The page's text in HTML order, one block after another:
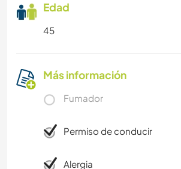
Edad
45
Más información
Fumador
Permiso de conducir
Alergia